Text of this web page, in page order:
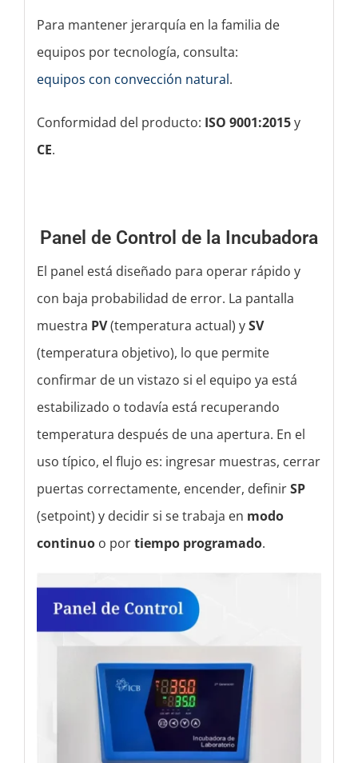
Para mantener jerarquía en la familia de
equipos por tecnología, consulta:
equipos con convección natural.
Conformidad del producto: ISO 9001:2015y
CE.
Panel de Control de la Incubadora
El panel está diseñado para operar rápido y
con baja probabilidad de error. La pantalla
muestra PV(temperatura actual) ySV
(temperatura objetivo), lo que permite
confirmar de un vistazo si el equipo ya está
estabilizado o todavía está recuperando
temperatura después de una apertura. En el
uso típico, el flujo es: ingresar muestras, cerrar
puertas correctamente, encender, definirSP
(setpoint) y decidir si se trabaja en modo
continuo o portiempo programado.